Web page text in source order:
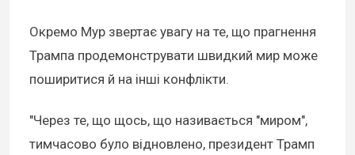
Окремо Мур звертає увагу на те, що прагнення
Трампа продемонструвати швидкий мир може
поширитися й на інші конфлікти.
"Через те, що щось, що називається "миром",
тимчасово було відновлено, президент Трамп